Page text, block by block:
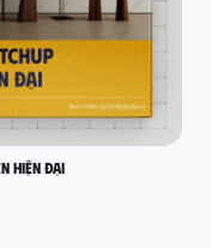
hiện đại